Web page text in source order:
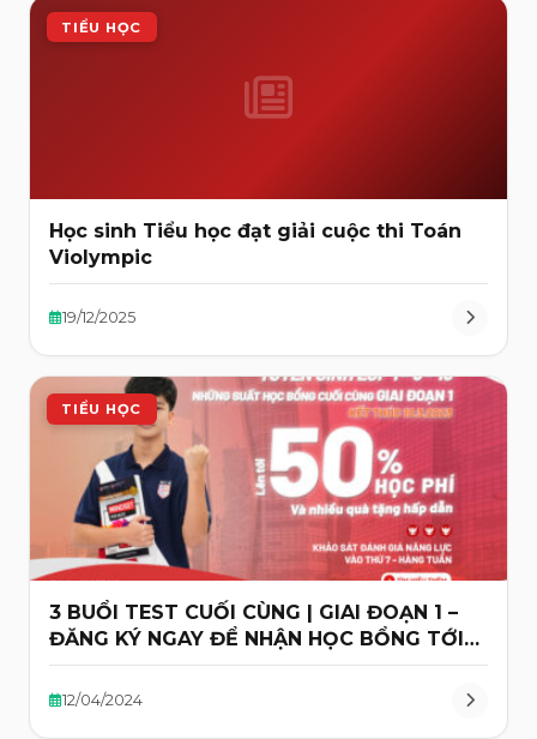
TIỂU HỌC
Học sinh Tiểu học đạt giải cuộc thi Toán
Violympic
19/12/2025
TIỂU HỌC
3 BUỔI TEST CUỐI CÙNG | GIAI ĐOẠN 1 –
ĐĂNG KÝ NGAY ĐỂ NHẬN HỌC BỔNG TỚI
50%
12/04/2024